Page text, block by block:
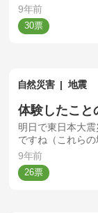
9年前
30
自然災害 地震
体験したこと
明日で東日本大
ですね（これら
す）
9年前
26